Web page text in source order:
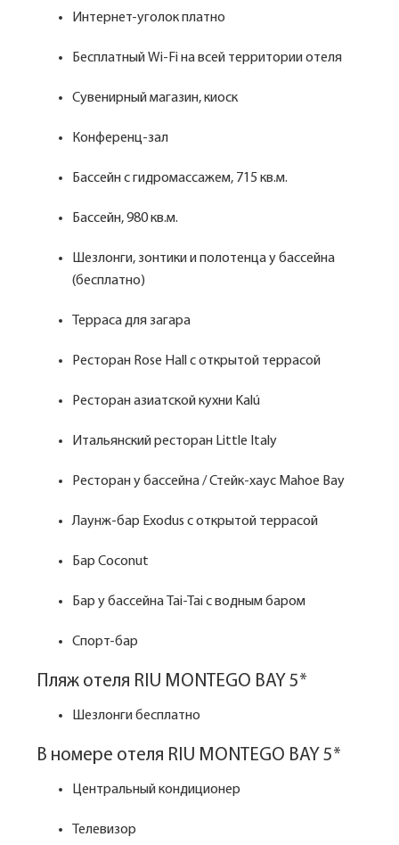
Интернет-уголок платно
Бесплатный Wi-Fi на всей территории отеля
Сувенирный магазин, киоск
Конференц-зал
Бассейн с гидромассажем, 715 кв.м.
Бассейн, 980 кв.м.
Шезлонги, зонтики и полотенца у бассейна
(бесплатно)
Терраса для загара
Ресторан Rose Hall с открытой террасой
Ресторан азиатской кухни Kalú
Итальянский ресторан Little Italy
Ресторан у бассейна / Стейк-хаус Mahoe Bay
Лаунж-бар Exodus с открытой террасой
Бар Coconut
Бар у бассейна Tai-Tai с водным баром
Спорт-бар
Пляж отеля RIU MONTEGO BAY 5*
Шезлонги бесплатно
В номере отеля RIU MONTEGO BAY 5*
Центральный кондиционер
Телевизор